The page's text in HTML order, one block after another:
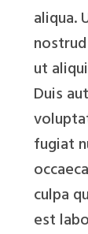
aliqua.
ut
Duis
fugiat
culpa
est